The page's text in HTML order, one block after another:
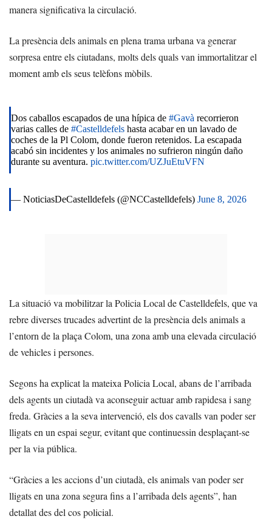
manera significativa la circulació.
La presència dels animals en plena trama urbana va generar
sorpresa entre els ciutadans, molts dels quals van immortalitzar el
moment amb els seus telèfons mòbils.
Dos caballos escapados de una hípica de #Gavà recorrieron
varias calles de #Castelldefels hasta acabar en un lavado de
coches de la Pl Colom, donde fueron retenidos. La escapada
acabó sin incidentes y los animales no sufrieron ningún daño
durante su aventura. pic.twitter.com/UZJuEtuVFN
— NoticiasDeCastelldefels (@NCCastelldefels) June 8, 2026
La situació va mobilitzar la Policia Local de Castelldefels, que va
rebre diverses trucades advertint de la presència dels animals a
l’entorn de la plaça Colom, una zona amb una elevada circulació
de vehicles i persones.
Segons ha explicat la mateixa Policia Local, abans de l’arribada
dels agents un ciutadà va aconseguir actuar amb rapidesa i sang
freda. Gràcies a la seva intervenció, els dos cavalls van poder ser
lligats en un espai segur, evitant que continuessin desplaçant-se
per la via pública.
“Gràcies a les accions d’un ciutadà, els animals van poder ser
lligats en una zona segura fins a l’arribada dels agents”, han
detallat des del cos policial.